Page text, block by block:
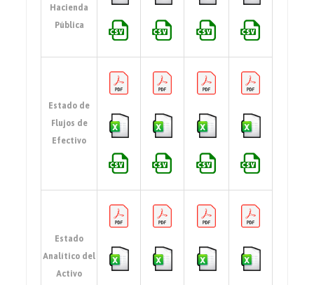
Hacienda
Pública
Estado de
Flujos de
Efectivo
Estado
Analítico del
Activo